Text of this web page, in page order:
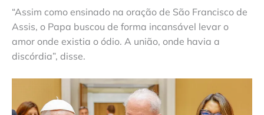
“Assim como ensinado na oração de São Francisco de
Assis, o Papa buscou de forma incansável levar o
amor onde existia o ódio. A união, onde havia a
discórdia”, disse.